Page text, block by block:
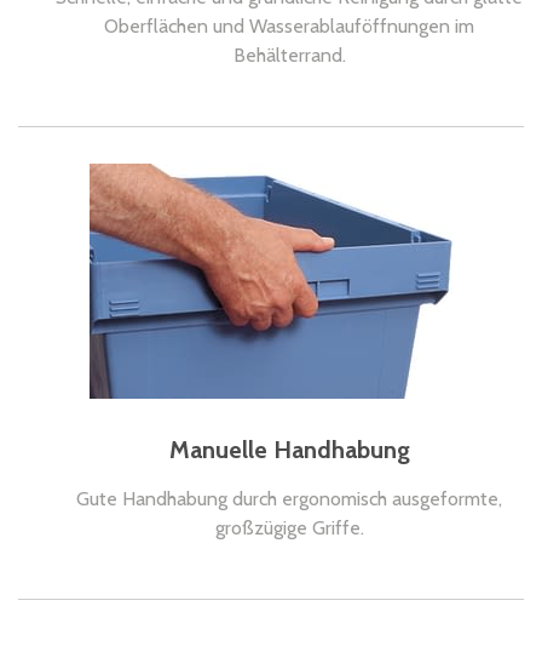
Oberflächen und Wasserablauföffnungen im
Behälterrand.
Manuelle Handhabung
Gute Handhabung durch ergonomisch ausgeformte,
großzügige Griffe.